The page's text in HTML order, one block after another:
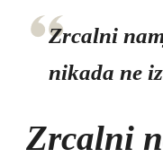
Zrcalni
nikada ne
Zrcalni